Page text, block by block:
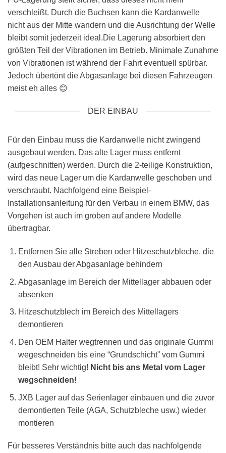
verschleißt. Durch die Buchsen kann die Kardanwelle
nicht aus der Mitte wandern und die Ausrichtung der Welle
bleibt somit jederzeit ideal.Die Lagerung absorbiert den
größten Teil der Vibrationen im Betrieb. Minimale Zunahme
von Vibrationen ist während der Fahrt eventuell spürbar.
Jedoch übertönt die Abgasanlage bei diesen Fahrzeugen
meist eh alles 😊
DER EINBAU
Für den Einbau muss die Kardanwelle nicht zwingend
ausgebaut werden. Das alte Lager muss entfernt
(aufgeschnitten) werden. Durch die 2-teilige Konstruktion,
wird das neue Lager um die Kardanwelle geschoben und
verschraubt. Nachfolgend eine Beispiel-
Installationsanleitung für den Verbau in einem BMW, das
Vorgehen ist auch im groben auf andere Modelle
übertragbar.
Entfernen Sie alle Streben oder Hitzeschutzbleche, die
den Ausbau der Abgasanlage behindern
Abgasanlage im Bereich der Mittellager abbauen oder
absenken
Hitzeschutzblech im Bereich des Mittellagers
demontieren
Den OEM Halter wegtrennen und das originale Gummi
wegeschneiden bis eine “Grundschicht” vom Gummi
bleibt! Sehr wichtig! Nicht bis ans Metal vom Lager
wegschneiden!
JXB Lager auf das Serienlager einbauen und die zuvor
demontierten Teile (AGA, Schutzbleche usw.) wieder
montieren
Für besseres Verständnis bitte auch das nachfolgende